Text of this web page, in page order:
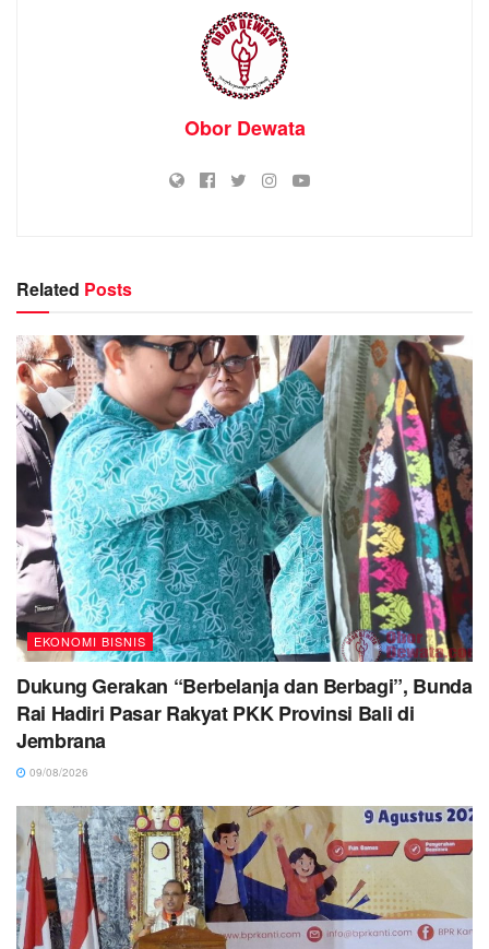
Obor Dewata
Related Posts
EKONOMI BISNIS
Dukung Gerakan “Berbelanja dan Berbagi”, Bunda
Rai Hadiri Pasar Rakyat PKK Provinsi Bali di
Jembrana
09/08/2026